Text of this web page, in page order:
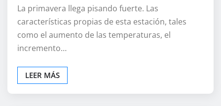
La primavera llega pisando fuerte. Las
características propias de esta estación, tales
como el aumento de las temperaturas, el
incremento…
LEER MÁS